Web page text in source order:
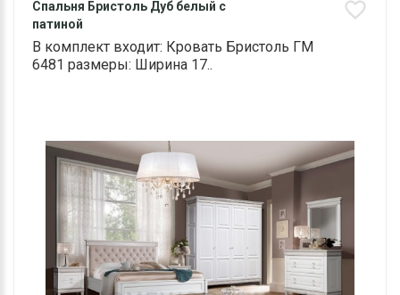
Спальня Бристоль Дуб белый с
патиной
В комплект входит: Кровать Бристоль ГМ
6481 размеры: Ширина 17..